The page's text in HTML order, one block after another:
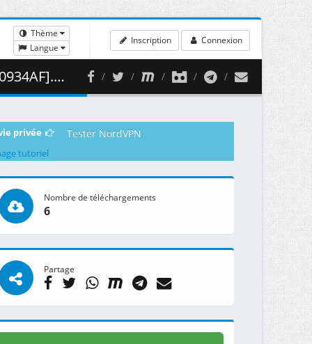
Thème
Langue
Inscription Connexion
MB )
privée Tester NordVPN
tutoriel
Nombre de téléchargements
6
Partage